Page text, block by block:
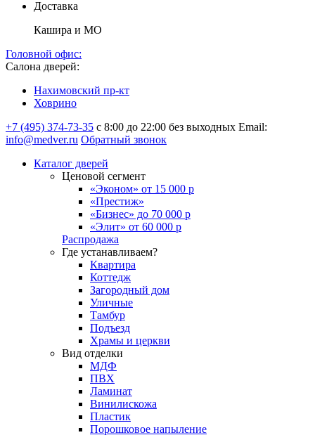
Доставка
Кашира и МО
Головной офис:
Салона дверей:
Нахимовский пр-кт
Ховрино
+7 (495) 374-73-35 с 8:00 до 22:00 без выходных Email:
info@medver.ru Обратный звонок
Каталог дверей
Ценовой сегмент
«Эконом» от 15 000 р
«Престиж»
«Бизнес» до 70 000 р
«Элит» от 60 000 р
Распродажа
Где устанавливаем?
Квартира
Коттедж
Загородный дом
Уличные
Тамбур
Подъезд
Храмы и церкви
Вид отделки
МДФ
ПВХ
Ламинат
Винилискожа
Пластик
Порошковое напыление